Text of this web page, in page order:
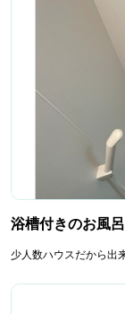
浴槽付きのお風
少人数ハウスだから出